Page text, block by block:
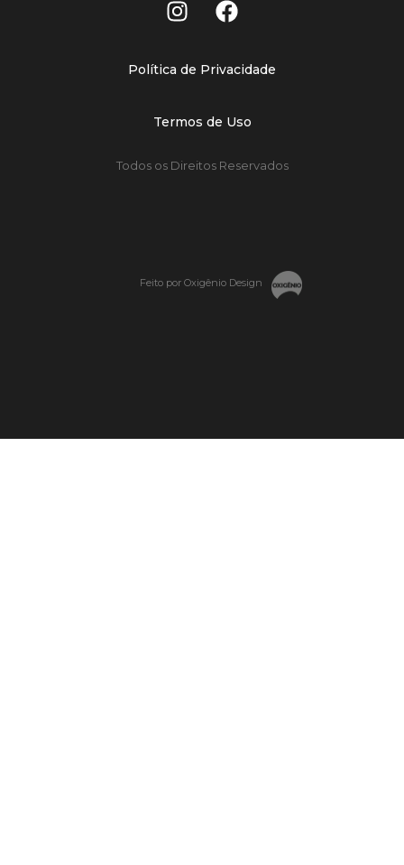
Política de Privacidade
Termos de Uso
Todos os Direitos Reservados
Feito por Oxigênio Design